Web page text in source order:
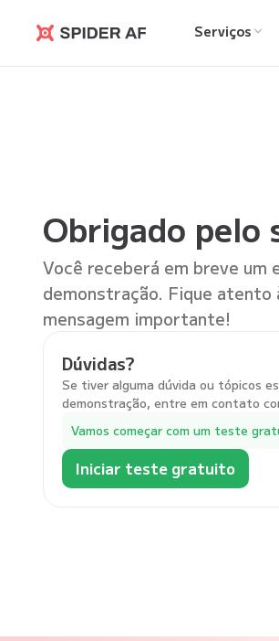
Spider AF
Serviços
Obrigado pelo
Você receberá em breve um
demonstração. Fique atento
mensagem importante!
Dúvidas?
Se tiver alguma dúvida ou tópicos
demonstração, entre em contato
Vamos começar com um teste
Iniciar teste gratuito